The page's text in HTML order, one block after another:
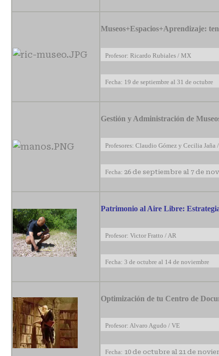
Museos+Espacios+Aprendizaje:
Profesor: Ricardo Rubiales / MX
Fecha: 19 de septiembre al 31 de octubre
Gestión y Administración de
Profesores: Claudio Gómez y Cecilia Jaña
Fecha: 26 de septiembre al 7 de
Patrimonio al Aire Libre:
Profesor: Victor Fratto / AR
Fecha: 3 de octubre al 14 de noviembre
Optimización de tu Centro de
Profesor: Alvaro Agudo / VE
Fecha: 10 de octubre al 21 de